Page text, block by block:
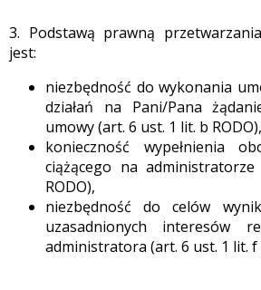
3. Podstawą prawną
jest:
niezbędność do wykonania
działań na Pani/Pana
umowy (art. 6 ust. 1 lit. b RODO),
konieczność wypełnienia
ciążącego na
RODO),
niezbędność do celów
uzasadnionych interesów
administratora (art. 6 ust. 1 lit. f